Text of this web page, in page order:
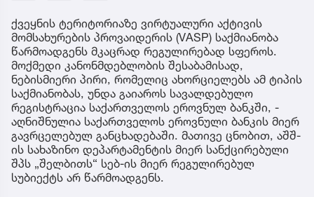
ქვეყნის ტერიტორიაზე ვირტუალური აქტივის
მომსახურების პროვაიდერის (VASP) საქმიანობა
წარმოადგენს მკაცრად რეგულირებად სფეროს.
მოქმედი კანონმდებლობის შესაბამისად,
ნებისმიერი პირი, რომელიც ახორციელებს ამ ტიპის
საქმიანობას, უნდა გაიაროს სავალდებულო
რეგისტრაცია საქართველოს ეროვნულ ბანკში, -
აღნიშნულია საქართველოს ეროვნული ბანკის მიერ
გავრცელებულ განცხადებაში. მათივე ცნობით, აშშ-
ის სახაზინო დეპარტამენტის მიერ სანქცირებული
შპს „შელბითს“ სებ-ის მიერ რეგულირებულ
სუბიექტს არ წარმოადგენს.